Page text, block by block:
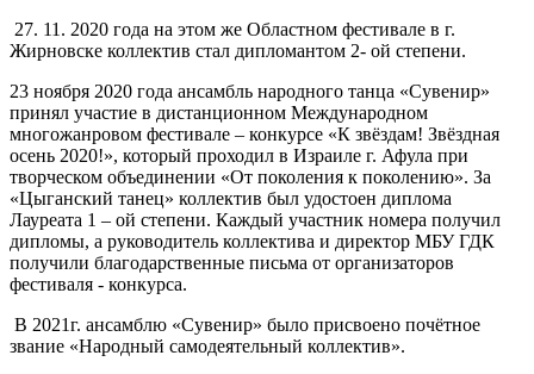
27. 11. 2020 года на этом же Областном фестивале в г.
Жирновске коллектив стал дипломантом 2- ой степени.
23 ноября 2020 года ансамбль народного танца «Сувенир»
принял участие в дистанционном Международном
многожанровом фестивале – конкурсе «К звёздам! Звёздная
осень 2020!», который проходил в Израиле г. Афула при
творческом объединении «От поколения к поколению». За
«Цыганский танец» коллектив был удостоен диплома
Лауреата 1 – ой степени. Каждый участник номера получил
дипломы, а руководитель коллектива и директор МБУ ГДК
получили благодарственные письма от организаторов
фестиваля - конкурса.
В 2021г. ансамблю «Сувенир» было присвоено почётное
звание «Народный самодеятельный коллектив».